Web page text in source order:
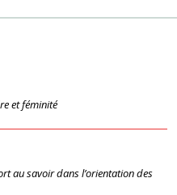
et féminité
au savoir dans l’orientation des